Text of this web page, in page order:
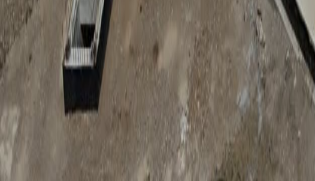
Anunțuri publice